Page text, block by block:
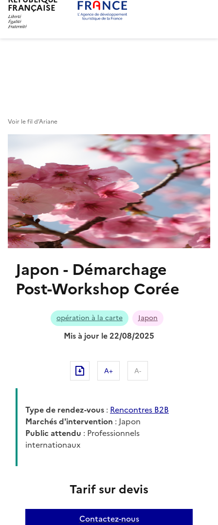
FRANÇAISE
Voir le fil d’Ariane
Japon - Démarchage
Post-Workshop Corée
opération à la carte Japon
Mis à jour le 22/08/2025
A+ A-
Type de rendez-vous : Rencontres B2B
Marchés d'intervention : Japon
Public attendu : Professionnels
internationaux
Tarif sur devis
Contactez-nous